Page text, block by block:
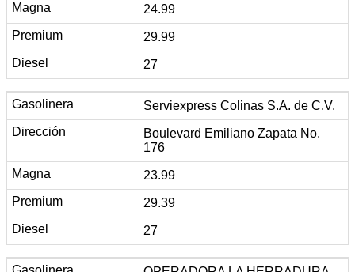
24.99
29.99
27
Serviexpress Colinas S.A. de C.V.
Boulevard Emiliano Zapata No.
176
23.99
29.39
27